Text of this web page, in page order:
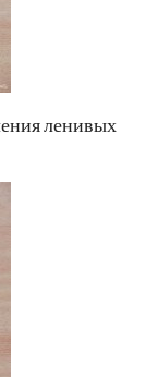
ленивых